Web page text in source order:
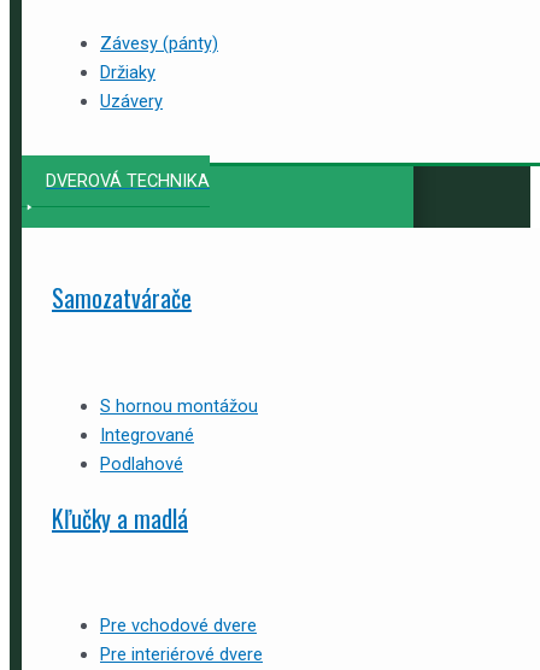
Závesy (pánty)
Držiaky
Uzávery
DVEROVÁ TECHNIKA
Samozatvárače
S hornou montážou
Integrované
Podlahové
Kľučky a madlá
Pre vchodové dvere
Pre interiérové dvere